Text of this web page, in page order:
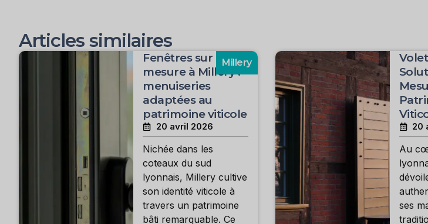
Articles similaires
Millery
Fenêtres sur
mesure à Millery :
menuiseries
adaptées au
patrimoine viticole
20 avril 2026
Nichée dans les
coteaux du sud
lyonnais, Millery cultive
son identité viticole à
travers un patrimoine
bâti remarquable. Ce
20
Au
ses